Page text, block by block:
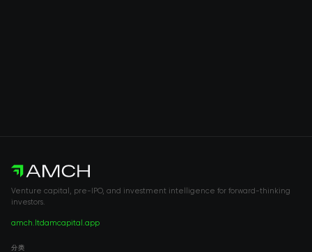
Venture capital, pre-IPO, and investment intelligence for forward-thinking
investors.
amch.ltdamcapital.app
分类